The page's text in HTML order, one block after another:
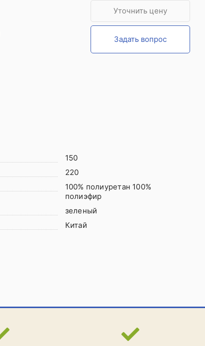
Уточнить цену
Задать вопрос
150
220
100% полиуретан 100%
полиэфир
зеленый
Китай